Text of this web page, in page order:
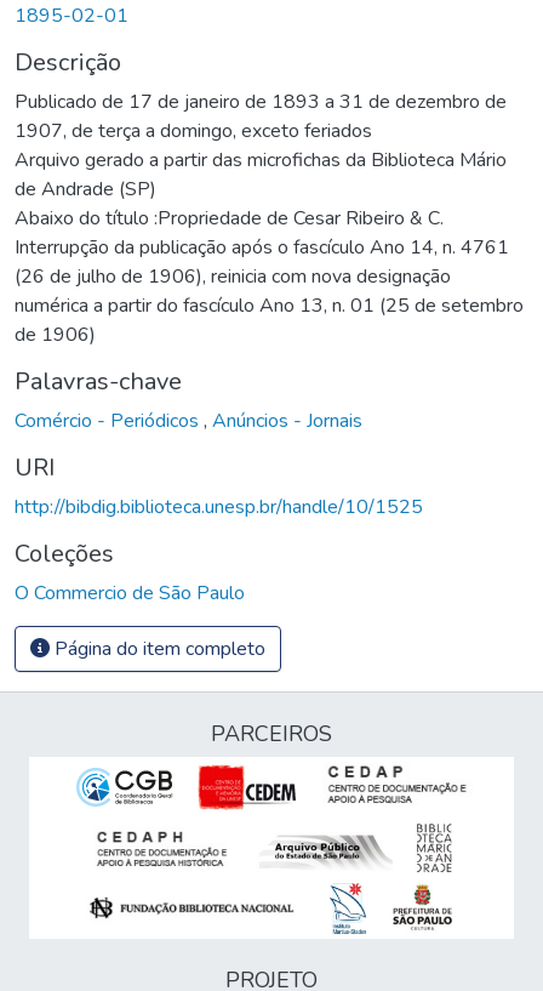
1895-02-01
Descrição
Publicado de 17 de janeiro de 1893 a 31 de dezembro de
1907, de terça a domingo, exceto feriados
Arquivo gerado a partir das microfichas da Biblioteca Mário
de Andrade (SP)
Abaixo do título :Propriedade de Cesar Ribeiro & C.
Interrupção da publicação após o fascículo Ano 14, n. 4761
(26 de julho de 1906), reinicia com nova designação
numérica a partir do fascículo Ano 13, n. 01 (25 de setembro
de 1906)
Palavras-chave
Comércio - Periódicos , Anúncios - Jornais
URI
http://bibdig.biblioteca.unesp.br/handle/10/1525
Coleções
O Commercio de São Paulo
Página do item completo
PARCEIROS
PROJETO